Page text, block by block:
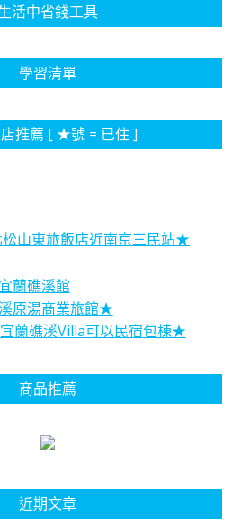
活中省錢工具
學習清單
推薦 [ ★號 = 已住 ]
松山東旅飯店近南京三民站★
蘭礁溪館
原湯商業旅館★
宜蘭礁溪Villa可以民宿包棟★
商品推薦
近期文章